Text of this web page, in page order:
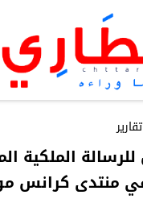
الملكية
منتدى كرانس